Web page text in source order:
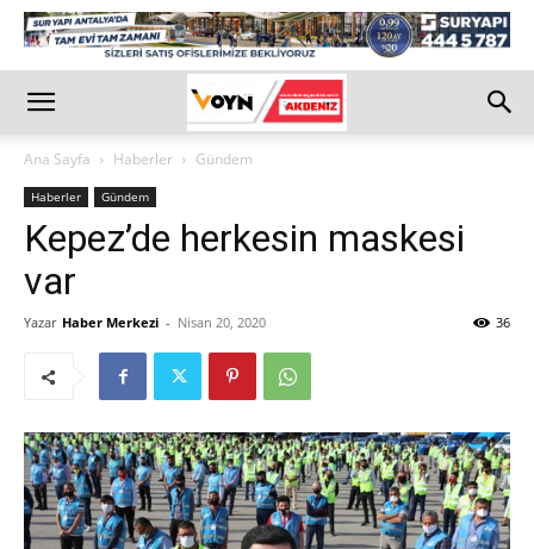
Ana Sayfa Haberler Gündem
Haberler Gündem
Kepez’de herkesin maskesi
var
Yazar Haber Merkezi - Nisan 20, 2020 36